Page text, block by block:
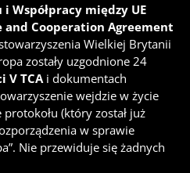
Współpracy między UE
Cooperation Agreement
Wielkiej Brytanii
zostały uzgodnione 24
V TCA i dokumentach
wejdzie w życie
(który został już
w sprawie
Nie przewiduje się żadnych